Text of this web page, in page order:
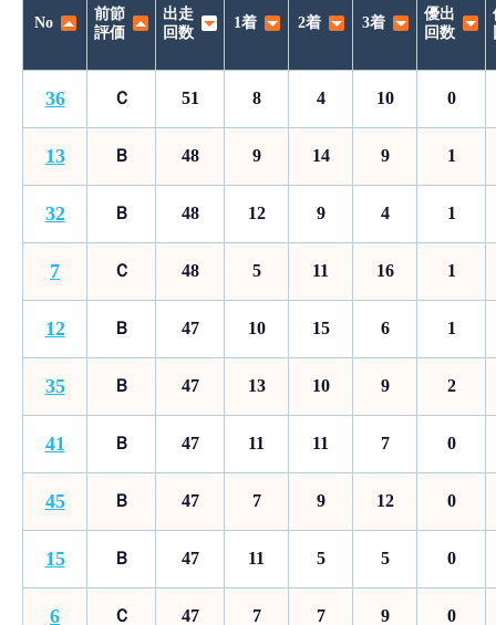
No
前節
評価
出走
回数
1着 2着 3着
優出
回数
36 Ｃ 51 8 4 10 0
13 Ｂ 48 9 14 9 1
32 Ｂ 48 12 9 4 1
7 Ｃ 48 5 11 16 1
12 Ｂ 47 10 15 6 1
35 Ｂ 47 13 10 9 2
41 Ｂ 47 11 11 7 0
45 Ｂ 47 7 9 12 0
15 Ｂ 47 11 5 5 0
6 Ｃ 47 7 7 9 0